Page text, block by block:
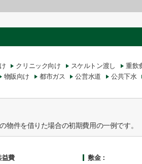
クリニック向け スケルトン渡し 重飲
物販向け 都市ガス 公営水道 公共下水
物件を借りた場合の初期費用の一例です。
益費 敷金：